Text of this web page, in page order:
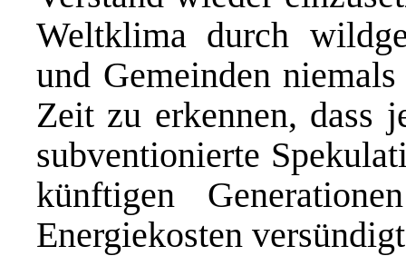
Weltklima durch
und Gemeinden
Zeit zu erkennen, dass
subventionierte
künftigen
Energiekosten